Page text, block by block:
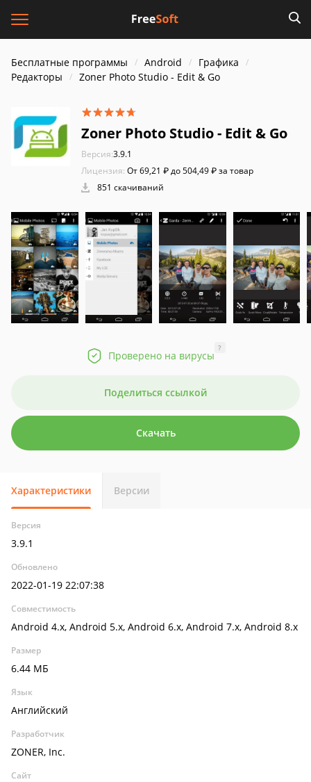
Бесплатные программы Android
Графика
Редакторы
Zoner Photo Studio - Edit & Go
Zoner Photo Studio - Edit & Go
Версия:3.9.1
Лицензия: От 69,21 ₽ до 504,49 ₽ за товар
851 скачиваний
Проверено на вирусы
?
Поделиться ссылкой
Скачать
Характеристики Версии
Версия
3.9.1
Обновлено
2022-01-19 22:07:38
Совместимость
Android 4.x, Android 5.x, Android 6.x, Android 7.x, Android 8.x
Размер
6.44 МБ
Язык
Английский
Разработчик
ZONER, Inc.
Сайт